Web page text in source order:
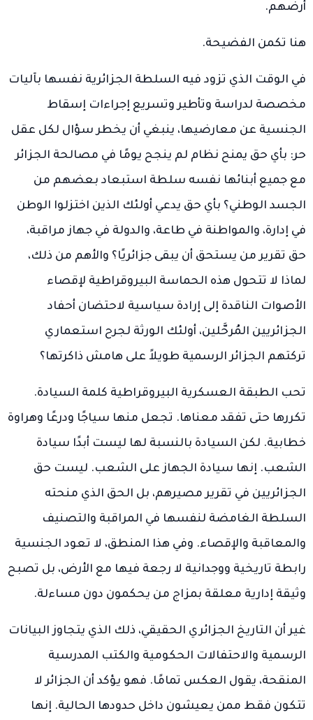
أرضهم.
هنا تكمن الفضيحة.
في الوقت الذي تزود فيه السلطة الجزائرية نفسها بآليات
مخصصة لدراسة وتأطير وتسريع إجراءات إسقاط
الجنسية عن معارضيها، ينبغي أن يخطر سؤال لكل عقل
حر: بأي حق يمنح نظام لم ينجح يومًا في مصالحة الجزائر
مع جميع أبنائها نفسه سلطة استبعاد بعضهم من
الجسد الوطني؟ بأي حق يدعي أولئك الذين اختزلوا الوطن
في إدارة، والمواطنة في طاعة، والدولة في جهاز مراقبة،
حق تقرير من يستحق أن يبقى جزائريًا؟ والأهم من ذلك،
لماذا لا تتحول هذه الحماسة البيروقراطية لإقصاء
الأصوات الناقدة إلى إرادة سياسية لاحتضان أحفاد
الجزائريين المُرحَّلين، أولئك الورثة لجرح استعماري
تركتهم الجزائر الرسمية طويلاً على هامش ذاكرتها؟
تحب الطبقة العسكرية البيروقراطية كلمة السيادة.
تكررها حتى تفقد معناها. تجعل منها سياجًا ودرعًا وهراوة
خطابية. لكن السيادة بالنسبة لها ليست أبدًا سيادة
الشعب. إنها سيادة الجهاز على الشعب. ليست حق
الجزائريين في تقرير مصيرهم، بل الحق الذي منحته
السلطة الغامضة لنفسها في المراقبة والتصنيف
والمعاقبة والإقصاء. وفي هذا المنطق، لا تعود الجنسية
رابطة تاريخية ووجدانية لا رجعة فيها مع الأرض، بل تصبح
وثيقة إدارية معلقة بمزاج من يحكمون دون مساءلة.
غير أن التاريخ الجزائري الحقيقي، ذلك الذي يتجاوز البيانات
الرسمية والاحتفالات الحكومية والكتب المدرسية
المنقحة، يقول العكس تمامًا. فهو يؤكد أن الجزائر لا
تتكون فقط ممن يعيشون داخل حدودها الحالية. إنها